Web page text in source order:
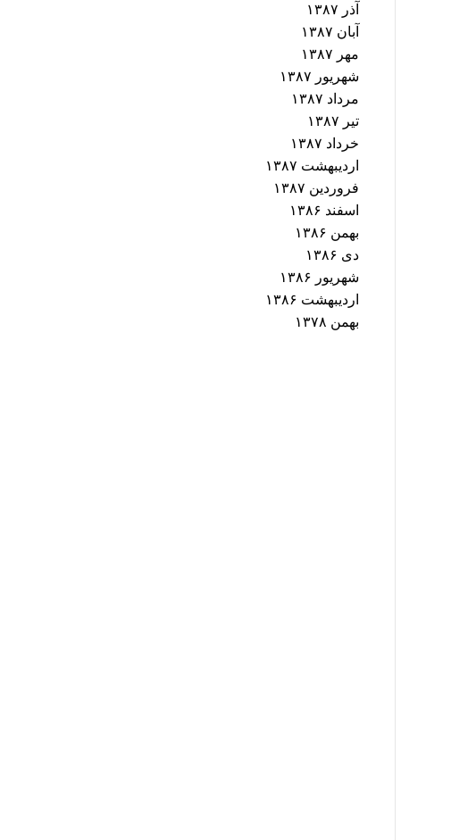
آذر ۱۳۸۷
آبان ۱۳۸۷
مهر ۱۳۸۷
شهریور ۱۳۸۷
مرداد ۱۳۸۷
تیر ۱۳۸۷
خرداد ۱۳۸۷
اردیبهشت ۱۳۸۷
فروردین ۱۳۸۷
اسفند ۱۳۸۶
بهمن ۱۳۸۶
دی ۱۳۸۶
شهریور ۱۳۸۶
اردیبهشت ۱۳۸۶
بهمن ۱۳۷۸